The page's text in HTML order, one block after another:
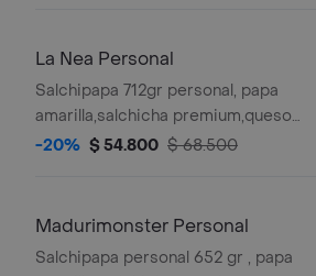
gallo. y salsas verde,ajo,bbq honey
La Nea Personal
Salchipapa 712gr personal, papa
amarilla,salchicha premium,queso
gratinado, chorizo con limon pimienta,
honey
-20% $ 54.800 $ 68.500
Madurimonster Personal
Salchipapa personal 652 gr , papa